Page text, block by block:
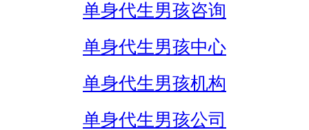
单身代生男孩咨询
单身代生男孩中心
单身代生男孩机构
单身代生男孩公司